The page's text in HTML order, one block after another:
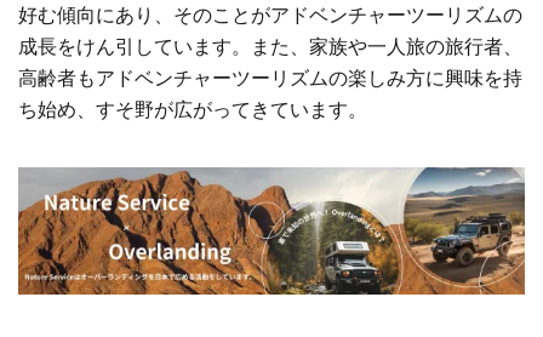
好む傾向にあり、そのことがアドベンチャーツーリズムの
成長をけん引しています。また、家族や一人旅の旅行者、
高齢者もアドベンチャーツーリズムの楽しみ方に興味を持
ち始め、すそ野が広がってきています。